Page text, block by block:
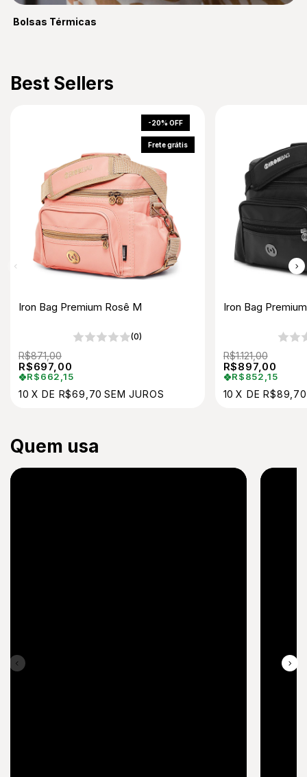
Bolsas Térmicas
Best Sellers
-20%OFF
Frete grátis
Iron Bag Premium Rosê M
(0)
R$871,00
R$697,00
R$662,15
10 XDE R$69,70 SEM JUROS
Iron Bag
R$1.121,00
R$897,00
R$852,15
10 X DER$89,70
Quem usa